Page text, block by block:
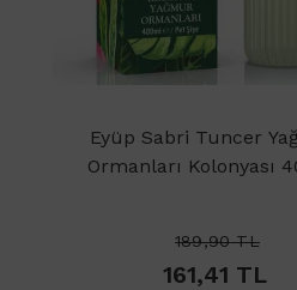
Eyüp Sabri Tuncer
Ormanları Kolonyası
189,90TL
161,41 TL